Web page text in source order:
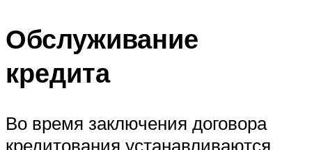
Обслуживание
кредита
Во время заключения договора
кредитования устанавливаются